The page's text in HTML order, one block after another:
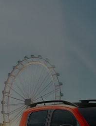
Versão escolhida